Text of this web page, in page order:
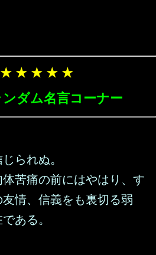
★ ★ ★ ★ ★
ンダム名言コーナー
られぬ。
体苦痛の前にはやはり、す
情、信義をも裏切る弱
ある。